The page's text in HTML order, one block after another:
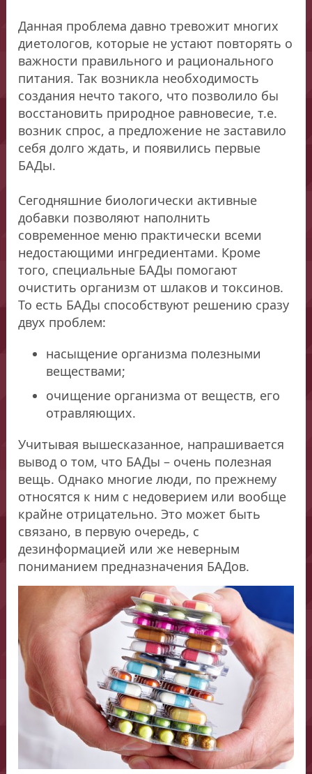
Данная проблема давно тревожит многих
диетологов, которые не устают повторять о
важности правильного и рационального
питания. Так возникла необходимость
создания нечто такого, что позволило бы
восстановить природное равновесие, т.е.
возник спрос, а предложение не заставило
себя долго ждать, и появились первые
БАДы.
Сегодняшние биологически активные
добавки позволяют наполнить
современное меню практически всеми
недостающими ингредиентами. Кроме
того, специальные БАДы помогают
очистить организм от шлаков и токсинов.
То есть БАДы способствуют решению сразу
двух проблем:
насыщение организма полезными
веществами;
очищение организма от веществ, его
отравляющих.
Учитывая вышесказанное, напрашивается
вывод о том, что БАДы – очень полезная
вещь. Однако многие люди, по прежнему
относятся к ним с недоверием или вообще
крайне отрицательно. Это может быть
связано, в первую очередь, с
дезинформацией или же неверным
пониманием предназначения БАДов.